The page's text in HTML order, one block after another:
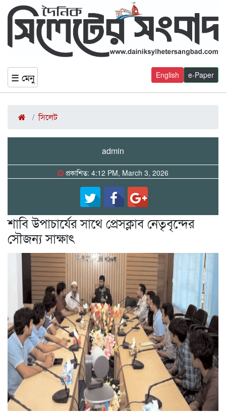
☰ মেনু e-Paper
English
সিলেট
admin
প্রকাশিত: 4:12 PM, March 3, 2026
শাবি উপাচার্যের সাথে প্রেসক্লাব নেতৃবৃন্দের
সৌজন্য সাক্ষাৎ